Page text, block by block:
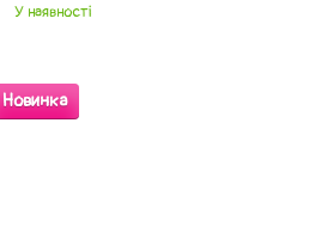
У наявності
Новинка